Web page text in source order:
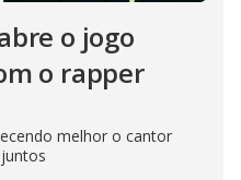
o jogo
o rapper
melhor o cantor